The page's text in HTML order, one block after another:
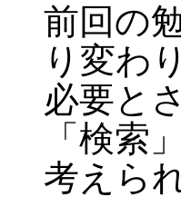
前回の
り変わ
必要と
「検索
考えら